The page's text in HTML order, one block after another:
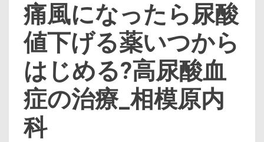
痛風になったら尿酸
値下げる薬いつから
はじめる?高尿酸血
症の治療_相模原内
科